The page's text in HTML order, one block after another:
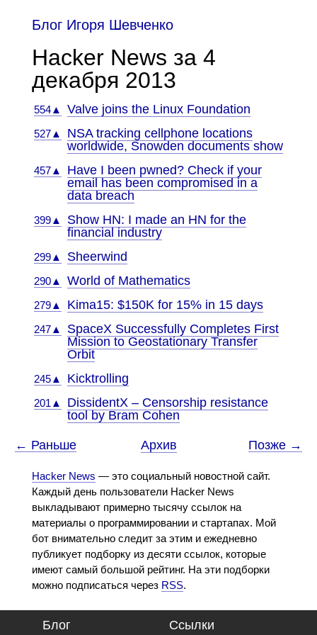
Блог Игоря Шевченко
Hacker News за 4
декабря 2013
554▲ Valve joins the Linux Foundation
527▲
NSA tracking cellphone locations
worldwide, Snowden documents show
457▲
Have I been pwned? Check if your
email has been compromised in a
data breach
399▲
Show HN: I made an HN for the
financial industry
299▲ Sheerwind
290▲ World of Mathematics
279▲ Kima15: $150K for 15% in 15 days
247▲
SpaceX Successfully Completes First
Mission to Geostationary Transfer
Orbit
245▲ Kicktrolling
201▲
DissidentX – Censorship resistance
tool by Bram Cohen
← Раньше Архив Позже →
Hacker News — это социальный новостной сайт.
Каждый день пользователи Hacker News
выкладывают примерно тысячу ссылок на
материалы о программировании и стартапах. Мой
бот внимательно следит за этим и ежедневно
публикует подборку из десяти ссылок, которые
имеют самый большой рейтинг. На эти подборки
можно подписаться через RSS.
Блог Ссылки